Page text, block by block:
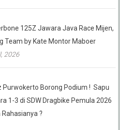
125Z Jawara Java Race Mijen,
Team by Kate Montor Maboer
2026
Purwokerto Borong Podium ! Sapu
1-3 di SDW Dragbike Pemula 2026
?